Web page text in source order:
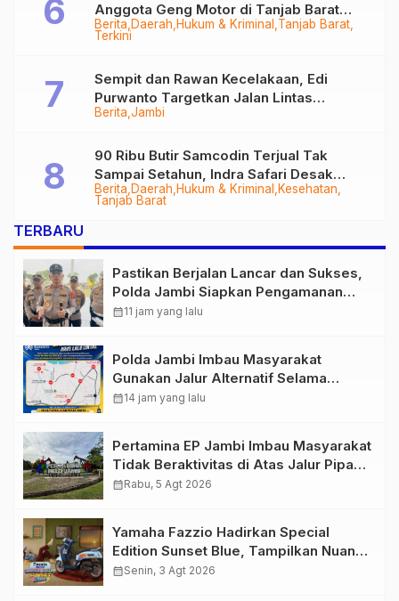
Berita Daerah Hukum & Kriminal Tanjab Barat
Terkini
Anggota Geng Motor di Tanjab Barat
Diringkus
Berita Jambi
Sempit dan Rawan Kecelakaan, Edi
Purwanto Targetkan Jalan Lintas
Tungkal-Jambi Mulus di 2028
Berita Daerah Hukum & Kriminal
Kesehatan
Tanjab Barat
90 Ribu Butir Samcodin Terjual Tak
Sampai Setahun, Indra Safari Desak
Audit Menyeluruh
TERBARU
Pastikan Berjalan Lancar dan Sukses,
Polda Jambi Siapkan Pengamanan
Berlapis untuk 8.750 Pelari, 1.848
calendar_month11 jam yang lalu
Polda Jambi Imbau Masyarakat
Gunakan Jalur Alternatif Selama
Pelaksanaan Presisi Merdeka Run
calendar_month14 jam yang lalu
Pertamina EP Jambi Imbau Masyarakat
Tidak Beraktivitas di Atas Jalur Pipa
Migas Demi Keselamatan Bersama
calendar_monthRabu, 5 Agt 2026
Yamaha Fazzio Hadirkan Special
Edition Sunset Blue, Tampilkan Nuansa
Retro Summer yang Semakin Skena
calendar_monthSenin, 3 Agt 2026